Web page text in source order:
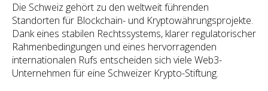
Die Schweiz gehört zu den weltweit führenden
Standorten für Blockchain- und Kryptowährungsprojekte.
Dank eines stabilen Rechtssystems, klarer regulatorischer
Rahmenbedingungen und eines hervorragenden
internationalen Rufs entscheiden sich viele Web3-
Unternehmen für eine Schweizer Krypto-Stiftung.